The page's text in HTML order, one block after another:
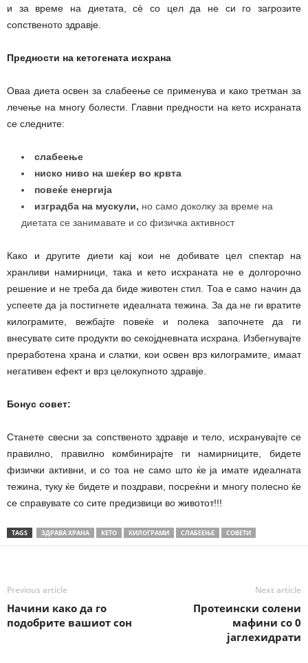
и за време на диетата, сè со цел да не си го загрозите
сопственото здравје.
Предности на кетогената исхрана
Оваа диета освен за слабеење се применува и како третман за
лечење на многу болести. Главни предности на кето исхраната
се следните:
слабеење
ниско ниво на шеќер во крвта
повеќе енергија
изградба на мускули, но само доколку за време на
диетата се занимавате и со физичка активност
Како и другите диети кај кои не добивате цел спектар на
хранливи намирници, така и кето исхраната не е долгорочно
решение и не треба да биде животен стил. Тоа е само начин да
успеете да ја постигнете идеалната тежина. За да не ги вратите
килограмите, вежбајте повеќе и полека започнете да ги
внесувате сите продукти во секојдневната исхрана. Избегнувајте
преработена храна и слатки, кои освен врз килограмите, имаат
негативен ефект и врз целокупното здравје.
Бонус совет:
Станете свесни за сопственото здравје и тело, исхранувајте се
правилно, правилно комбинирајте ги намирниците, бидете
физички активни, и со тоа не само што ќе ја имате идеалната
тежина, туку ќе бидете и поздрави, посреќни и многу полесно ќе
се справувате со сите предизвици во животот!!!
TAGS ЗДРАВА ХРАНА КЕТО КИЛОГРАМИ СЛАБЕЕЊЕ СОВЕТИ
Previous article
Начини како да го
подобрите вашиот сон
Next article
Протеински солени
мафини со 0
јаглехидрати